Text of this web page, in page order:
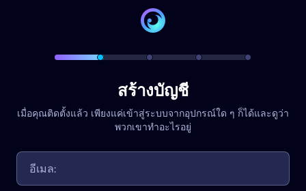
สร้างบัญชี
เมื่อคุณติดตั้งแล้ว เพียงแค่เข้าสู่ระบบจากอุปกรณ์ใด ๆ ก็ได้และดูว่า
พวกเขาทำอะไรอยู่